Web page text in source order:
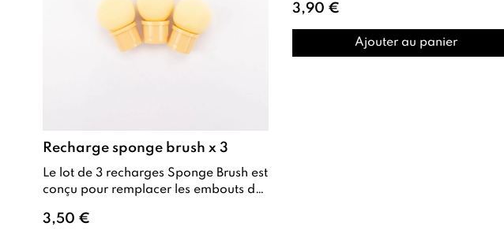
Recharge sponge brush x 3
Le lot de 3 recharges Sponge Brush est
conçu pour remplacer les embouts de
un...
3,50 €
mat...
3,90 €
Ajouter au panier